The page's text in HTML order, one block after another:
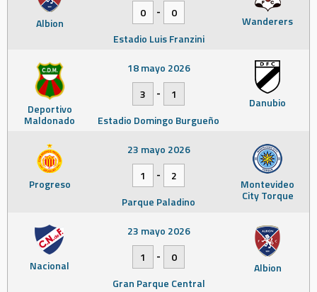
Albion Wanderers
0
-
0
Estadio Luis Franzini
Deportivo
Maldonado
Danubio
18 mayo 2026
3
-
1
Estadio Domingo Burgueño
Progreso Montevideo
City Torque
23 mayo 2026
1
-
2
Parque Paladino
Nacional Albion
23 mayo 2026
1
-
0
Gran Parque Central